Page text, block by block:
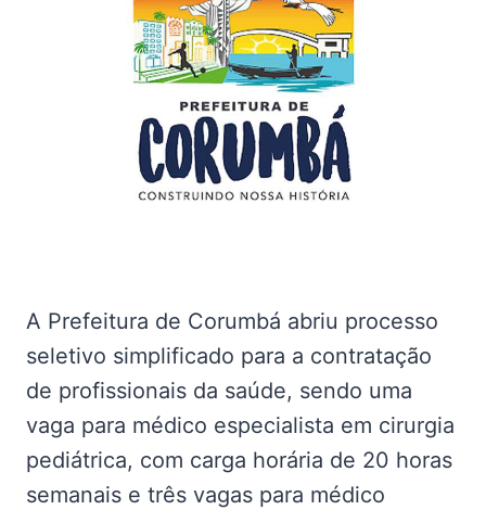
A Prefeitura de Corumbá abriu processo
seletivo simplificado para a contratação
de profissionais da saúde, sendo uma
vaga para médico especialista em cirurgia
pediátrica, com carga horária de 20 horas
semanais e três vagas para médico